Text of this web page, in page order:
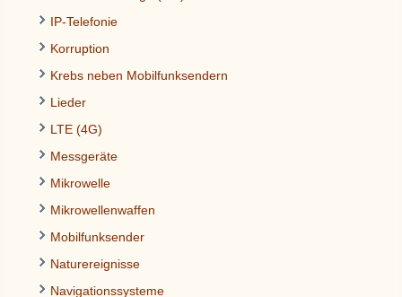
IP-Telefonie
Korruption
Krebs neben Mobilfunksendern
Lieder
LTE (4G)
Messgeräte
Mikrowelle
Mikrowellenwaffen
Mobilfunksender
Naturereignisse
Navigationssysteme